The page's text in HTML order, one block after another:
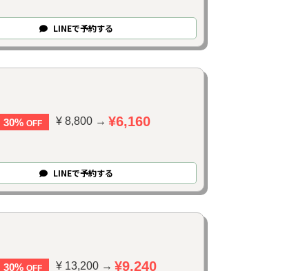
LINEで予約する
30% OFF ¥ 8,800 → ¥6,160
LINEで予約する
30% OFF ¥ 13,200 → ¥9,240